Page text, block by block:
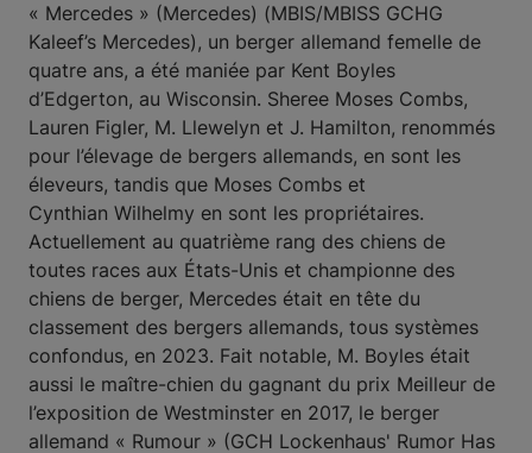
« Mercedes » (Mercedes) (MBIS/MBISS GCHG
Kaleef’s Mercedes), un berger allemand femelle de
quatre ans, a été maniée par Kent Boyles
d’Edgerton, au Wisconsin. Sheree Moses Combs,
Lauren Figler, M. Llewelyn et J. Hamilton, renommés
pour l’élevage de bergers allemands, en sont les
éleveurs, tandis que Moses Combs et
Cynthian Wilhelmy en sont les propriétaires.
Actuellement au quatrième rang des chiens de
toutes races aux États-Unis et championne des
chiens de berger, Mercedes était en tête du
classement des bergers allemands, tous systèmes
confondus, en 2023. Fait notable, M. Boyles était
aussi le maître-chien du gagnant du prix Meilleur de
l’exposition de Westminster en 2017, le berger
allemand « Rumour » (GCH Lockenhaus' Rumor Has